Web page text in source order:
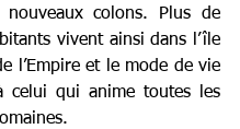
colons. Plus de
vivent ainsi dans l’île
l’Empire et le mode de vie
celui qui anime toutes les